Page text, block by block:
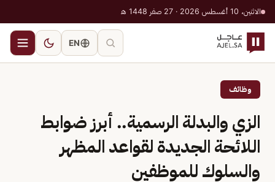
الاثنين، 10 أغسطس 2026 · 27 صفر 1448 هـ
EN
وظائف
الزي والبدلة الرسمية.. أبرز ضوابط
اللائحة الجديدة لقواعد المظهر
والسلوك للموظفين